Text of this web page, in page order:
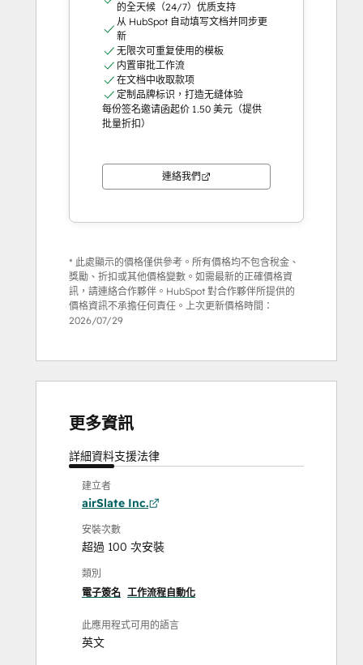
的全天候（24/7）优质支持
从 HubSpot 自动填写文档并同步更
新
无限次可重复使用的模板
内置审批工作流
在文档中收取款项
定制品牌标识，打造无缝体验
每份签名邀请函起价 1.50 美元（提供
批量折扣）
連絡我們
* 此處顯示的價格僅供參考。所有價格均不包含稅金、
獎勵、折扣或其他價格變數。如需最新的正確價格資
訊，請連絡合作夥伴。HubSpot 對合作夥伴所提供的
價格資訊不承擔任何責任。上次更新價格時間：
2026/07/29
更多資訊
詳細資料支援法律
建立者
airSlate Inc.
安裝次數
超過 100 次安裝
類別
電子簽名 工作流程自動化
此應用程式可用的語言
英文